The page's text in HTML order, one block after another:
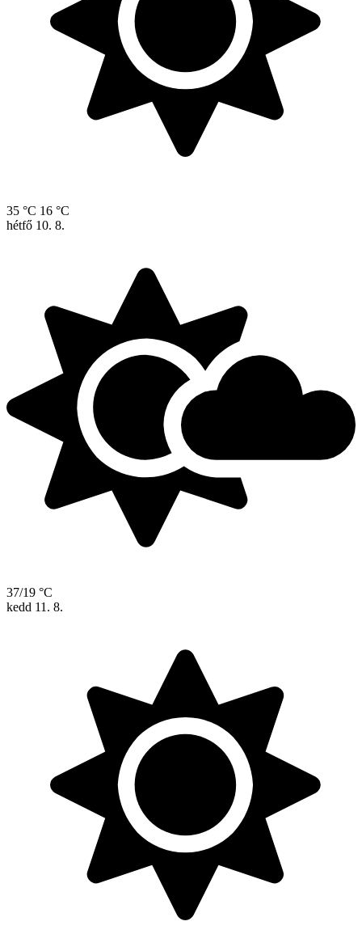
35 °C 16 °C
hétfő 10. 8.
37/19 °C
kedd 11. 8.